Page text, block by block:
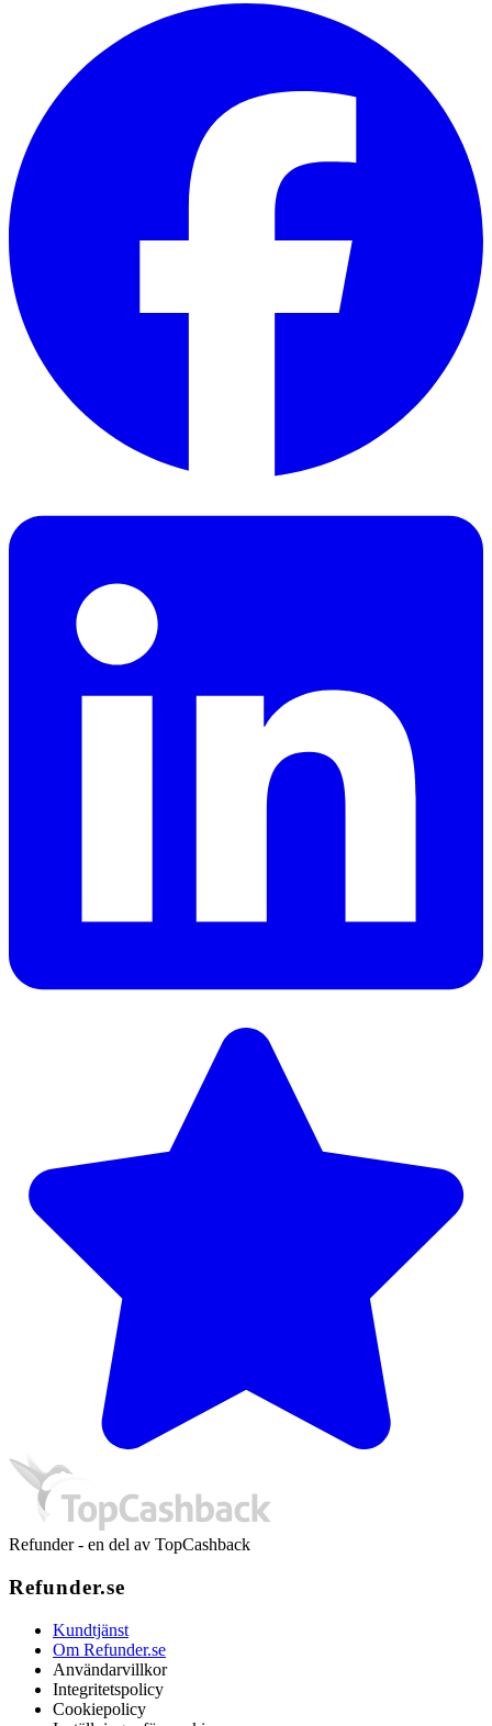
Refunder - en del av TopCashback
Refunder.se
Kundtjänst
Om Refunder.se
Användarvillkor
Integritetspolicy
Cookiepolicy